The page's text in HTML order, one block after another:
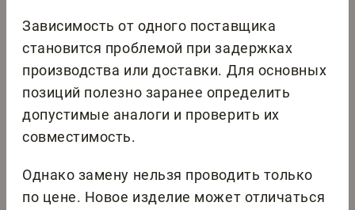
Зависимость от одного поставщика
становится проблемой при задержках
производства или доставки. Для основных
позиций полезно заранее определить
допустимые аналоги и проверить их
совместимость.
Однако замену нельзя проводить только
по цене. Новое изделие может отличаться